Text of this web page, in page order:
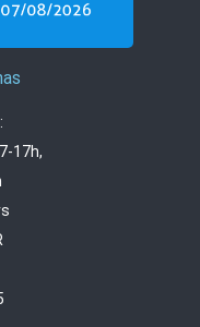
17h,